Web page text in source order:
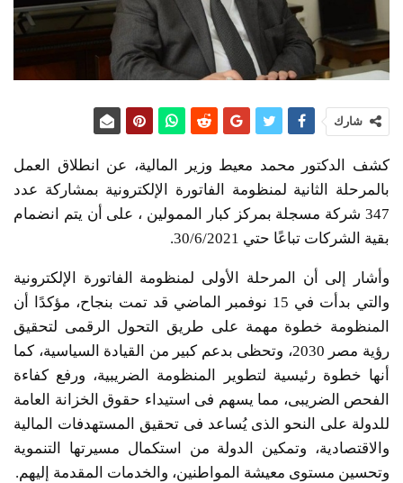
شارك
كشف الدكتور محمد معيط وزير المالية، عن انطلاق العمل
بالمرحلة الثانية لمنظومة الفاتورة الإلكترونية بمشاركة عدد
347 شركة مسجلة بمركز كبار الممولين ، على أن يتم انضمام
بقية الشركات تباعًا حتي 30/6/2021.
وأشار إلى أن المرحلة الأولى لمنظومة الفاتورة الإلكترونية
والتي بدأت في 15 نوفمبر الماضي قد تمت بنجاح، مؤكدًا أن
المنظومة خطوة مهمة على طريق التحول الرقمى لتحقيق
رؤية مصر 2030، وتحظى بدعم كبير من القيادة السياسية، كما
أنها خطوة رئيسية لتطوير المنظومة الضريبية، ورفع كفاءة
الفحص الضريبى، مما يسهم فى استيداء حقوق الخزانة العامة
للدولة على النحو الذى يُساعد فى تحقيق المستهدفات المالية
والاقتصادية، وتمكين الدولة من استكمال مسيرتها التنموية
وتحسين مستوى معيشة المواطنين، والخدمات المقدمة إليهم.